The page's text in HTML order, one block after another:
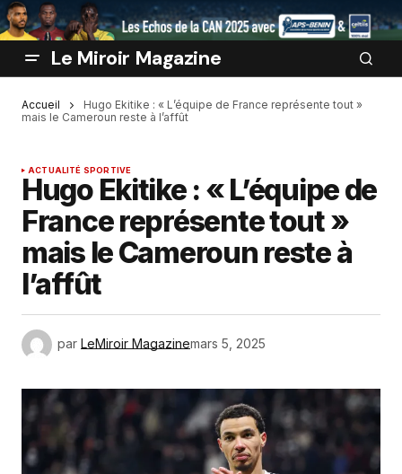
Le Miroir Magazine
Accueil
Hugo Ekitike : « L’équipe de France représente tout »
mais le Cameroun reste à l’affût
ACTUALITÉ SPORTIVE
Hugo Ekitike : « L’équipe de
France représente tout »
mais le Cameroun reste à
l’affût
par LeMiroir Magazinemars 5, 2025